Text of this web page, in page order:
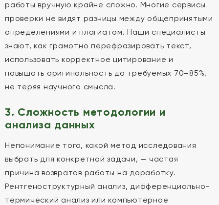
работы вручную крайне сложно. Многие сервисы
проверки не видят разницы между общепринятыми
определениями и плагиатом. Наши специалисты
знают, как грамотно перефразировать текст,
использовать корректное цитирование и
повышать оригинальность до требуемых 70–85%,
не теряя научного смысла.
3. Сложность методологии и
анализа данных
Непонимание того, какой метод исследования
выбрать для конкретной задачи, — частая
причина возвратов работы на доработку.
Рентгеноструктурный анализ, дифференциально-
термический анализ или компьютерное